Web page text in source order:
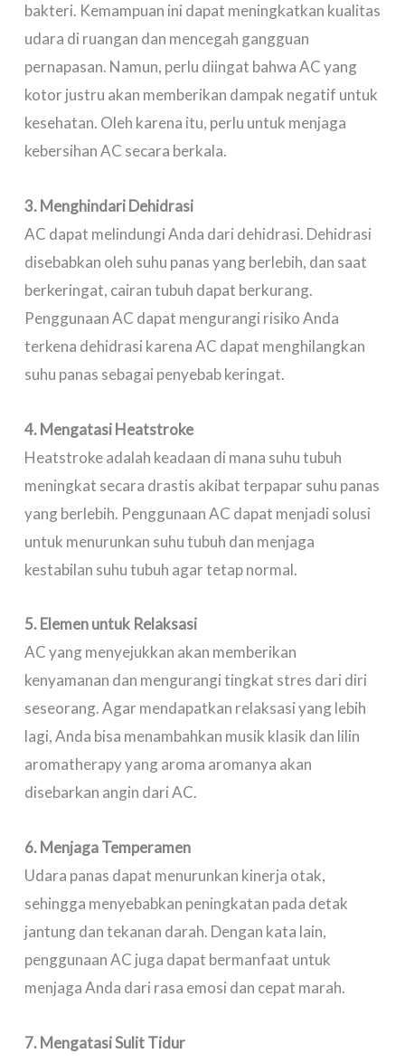
bakteri. Kemampuan ini dapat meningkatkan kualitas
udara di ruangan dan mencegah gangguan
pernapasan. Namun, perlu diingat bahwa AC yang
kotor justru akan memberikan dampak negatif untuk
kesehatan. Oleh karena itu, perlu untuk menjaga
kebersihan AC secara berkala.
3. Menghindari Dehidrasi
AC dapat melindungi Anda dari dehidrasi. Dehidrasi
disebabkan oleh suhu panas yang berlebih, dan saat
berkeringat, cairan tubuh dapat berkurang.
Penggunaan AC dapat mengurangi risiko Anda
terkena dehidrasi karena AC dapat menghilangkan
suhu panas sebagai penyebab keringat.
4. Mengatasi Heatstroke
Heatstroke adalah keadaan di mana suhu tubuh
meningkat secara drastis akibat terpapar suhu panas
yang berlebih. Penggunaan AC dapat menjadi solusi
untuk menurunkan suhu tubuh dan menjaga
kestabilan suhu tubuh agar tetap normal.
5. Elemen untuk Relaksasi
AC yang menyejukkan akan memberikan
kenyamanan dan mengurangi tingkat stres dari diri
seseorang. Agar mendapatkan relaksasi yang lebih
lagi, Anda bisa menambahkan musik klasik dan lilin
aromatherapy yang aroma aromanya akan
disebarkan angin dari AC.
6. Menjaga Temperamen
Udara panas dapat menurunkan kinerja otak,
sehingga menyebabkan peningkatan pada detak
jantung dan tekanan darah. Dengan kata lain,
penggunaan AC juga dapat bermanfaat untuk
menjaga Anda dari rasa emosi dan cepat marah.
7. Mengatasi Sulit Tidur